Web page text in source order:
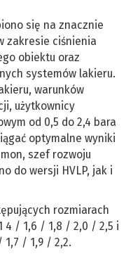
się na znacznie
zakresie ciśnienia
obiektu oraz
systemów lakieru.
warunków
użytkownicy
od 0,5 do 2,4 bara
optymalne wyniki
szef rozwoju
do wersji HVLP, jak i
rozmiarach
4 / 1,6 / 1,8 / 2,0 / 2,5 i
1,7 / 1,9 / 2,2.